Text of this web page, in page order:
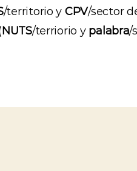
/territorio y CPV/sector
NUTS/terriorio y palabra/